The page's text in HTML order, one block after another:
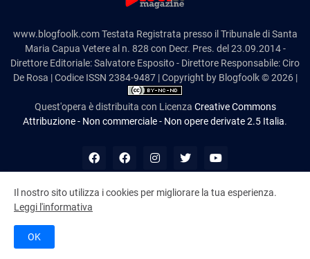
www.blogfoolk.com Testata Registrata presso il Tribunale di Santa
Maria Capua Vetere al n. 828 con Decr. Pres. del 23.09.2014 -
Direttore Editoriale: Salvatore Esposito - Direttore Responsabile: Ciro
De Rosa | Codice ISSN 2384-9487 | Copyright by Blogfoolk © 2026 |
Quest'opera è distribuita con Licenza Creative Commons
Attribuzione - Non commerciale - Non opere derivate 2.5 Italia.
10,982,528
Il nostro sito utilizza i cookies per migliorare la tua esperienza.
Leggi l'informativa
OK